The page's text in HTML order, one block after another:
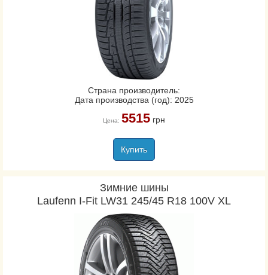
Страна производитель:
Дата производства (год): 2025
Цена: 5515грн
Купить
Зимние шины
Laufenn I-Fit LW31 245/45 R18 100V XL